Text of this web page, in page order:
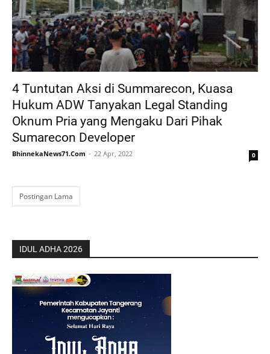
4 Tuntutan Aksi di Summarecon, Kuasa
Hukum ADW Tanyakan Legal Standing
Oknum Pria yang Mengaku Dari Pihak
Sumarecon Developer
BhinnekaNews71.Com 22 Apr, 2022 0
Postingan Lama
IDUL ADHA 2026